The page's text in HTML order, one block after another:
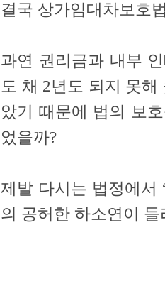
결국 상가임대차보호
과연 권리금과 내부
도 채 2년도 되지 못
았기 때문에 법의 보
었을까?
제발 다시는 법정에서
의 공허한 하소연이